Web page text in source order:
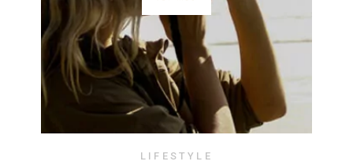
LIFESTYLE